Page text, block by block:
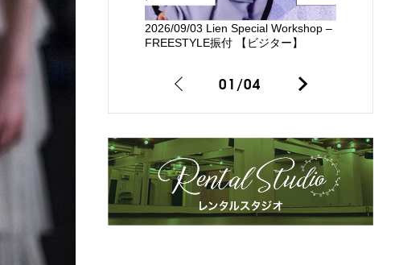
2026/09/03 Lien Special Workshop –
FREESTYLE振付 【ビジター】
01/04